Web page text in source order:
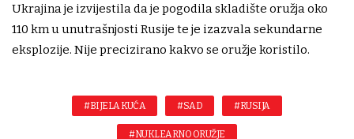
Ukrajina je izvijestila da je pogodila skladište oružja oko
110 km u unutrašnjosti Rusije te je izazvala sekundarne
eksplozije. Nije precizirano kakvo se oružje koristilo.
#BIJELA KUĆA #SAD #RUSIJA
#NUKLEARNO ORUŽJE